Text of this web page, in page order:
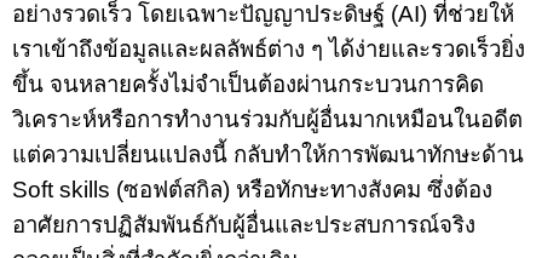
อย่างรวดเร็ว โดยเฉพาะปัญญาประดิษฐ์ (AI) ที่ช่วยให้
เราเข้าถึงข้อมูลและผลลัพธ์ต่าง ๆ ได้ง่ายและรวดเร็วยิ่ง
ขึ้น จนหลายครั้งไม่จำเป็นต้องผ่านกระบวนการคิด
วิเคราะห์หรือการทำงานร่วมกับผู้อื่นมากเหมือนในอดีต
แต่ความเปลี่ยนแปลงนี้ กลับทำให้การพัฒนาทักษะด้าน
Soft skills (ซอฟต์สกิล) หรือทักษะทางสังคม ซึ่งต้อง
อาศัยการปฏิสัมพันธ์กับผู้อื่นและประสบการณ์จริง